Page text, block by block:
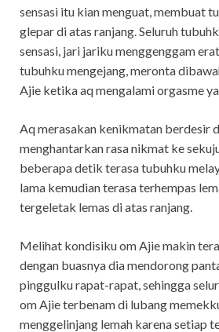
sensasi itu kian menguat, membuat
glepar di atas ranjang. Seluruh
sensasi, jari jariku menggenggam
tubuhku mengejang, meronta
Ajie ketika aq mengalami orgasme
Aq merasakan kenikmatan berdesir
menghantarkan rasa nikmat ke
beberapa detik terasa tubuhku
lama kemudian terasa terhempas
tergeletak lemas di atas ranjang.
Melihat kondisiku om Ajie makin
dengan buasnya dia mendorong
pinggulku rapat-rapat, sehingga
om Ajie terbenam di lubang
menggelinjang lemah karena setiap